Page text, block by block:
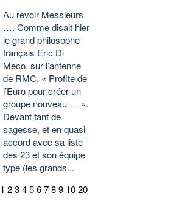
Au revoir Messieurs
…. Comme disait hier
le grand philosophe
français Eric Di
Meco, sur l’antenne
de RMC, « Profite de
l’Euro pour créer un
groupe nouveau … ».
Devant tant de
sagesse, et en quasi
accord avec sa liste
des 23 et son équipe
type (les grands...
1 23456789 1020